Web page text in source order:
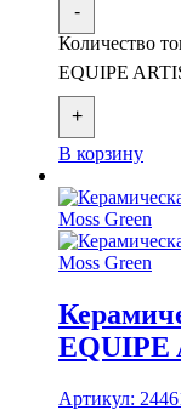
-
Количество
EQUIPE
+
В корзину
EQUIPE
Артикул: